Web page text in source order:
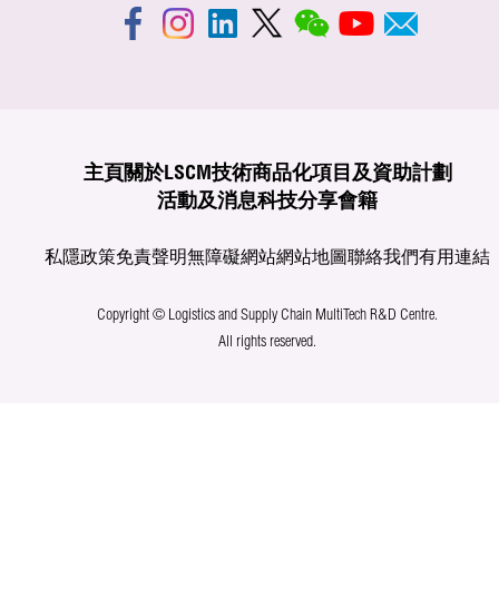
主頁 關於LSCM技術商品化項目及資助計劃
活動及消息科技分享會籍
私隱政策免責聲明無障礙網站網站地圖聯絡我們有用連結
Copyright © Logistics and Supply Chain MultiTech R&D Centre.
All rights reserved.